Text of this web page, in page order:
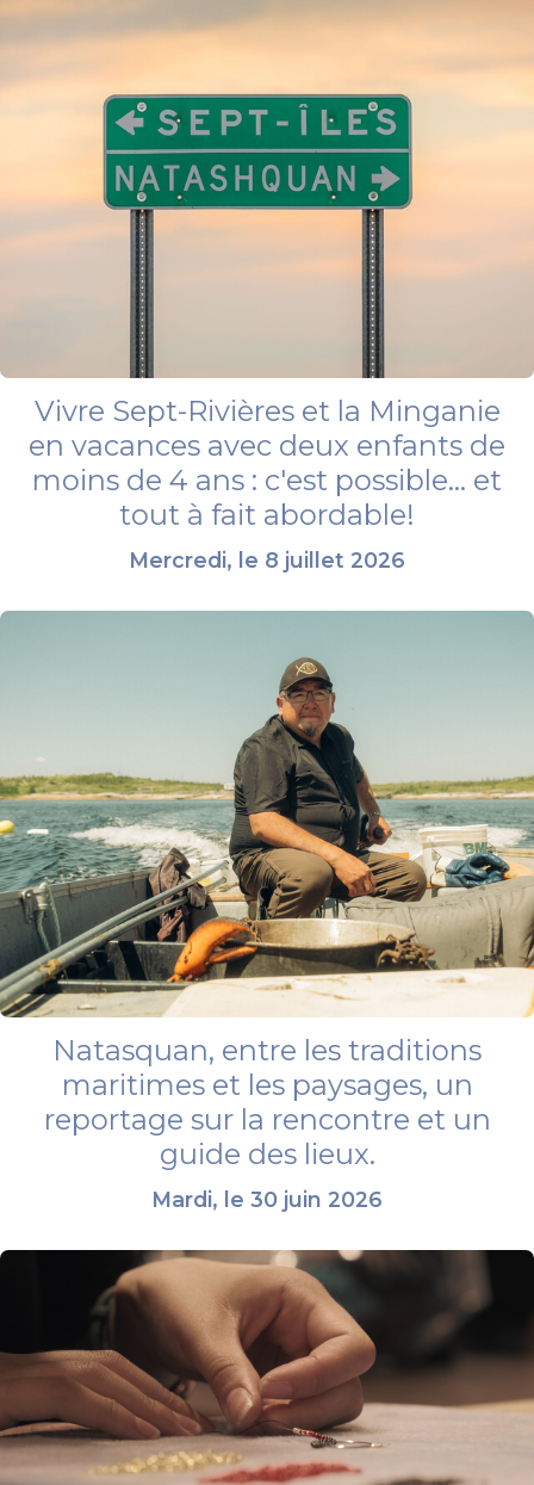
Vivre Sept-Rivières et la Minganie
en vacances avec deux enfants de
moins de 4 ans : c'est possible... et
tout à fait abordable!
Mercredi, le 8 juillet 2026
Natasquan, entre les traditions
maritimes et les paysages, un
reportage sur la rencontre et un
guide des lieux.
Mardi, le 30 juin 2026